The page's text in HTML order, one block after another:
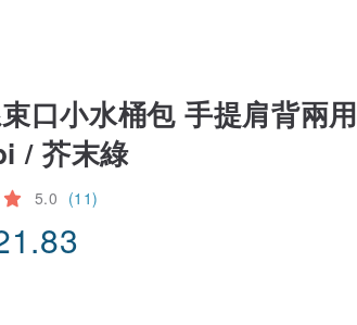
口小水桶包 手提肩背兩用
/ 芥末綠
5.0 (11)